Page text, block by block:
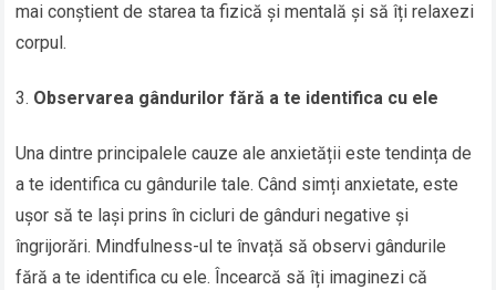
mai conștient de starea ta fizică și mentală și să îți relaxezi
corpul.
Observarea gândurilor fără a te identifica cu ele
Una dintre principalele cauze ale anxietății este tendința de
a te identifica cu gândurile tale. Când simți anxietate, este
ușor să te lași prins în cicluri de gânduri negative și
îngrijorări. Mindfulness-ul te învață să observi gândurile
fără a te identifica cu ele. Încearcă să îți imaginezi că